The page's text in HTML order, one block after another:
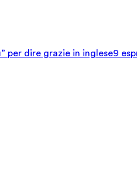
per dire grazie in inglese9